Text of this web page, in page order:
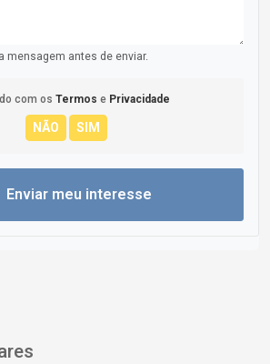
mensagem antes de enviar.
com os Termos e Privacidade
Enviar meu interesse